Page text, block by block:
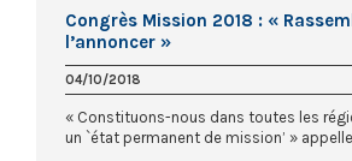
Congrès Mission 2018 : «
l’annoncer »
04/10/2018
« Constituons-nous dans toutes les
un `état permanent de mission’ » appelle